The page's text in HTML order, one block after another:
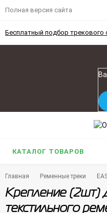
Полная версия сайта
Бесплатный подбор трекового
КАТАЛОГ ТОВАРОВ
Главная Ременные треки
Крепление (2шт)
текстильного